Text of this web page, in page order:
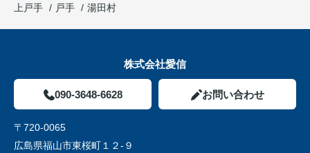
上戸手
戸手 湯田村
株式会社愛信
090-3648-6628 お問い合わせ
〒720-0065
広島県福山市東桜町１２-９